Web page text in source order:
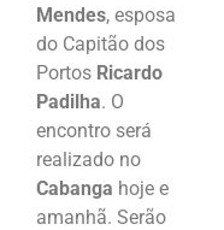
Mendes, esposa
do Capitão dos
Portos Ricardo
Padilha. O
encontro será
realizado no
Cabanga hoje e
amanhã. Serão